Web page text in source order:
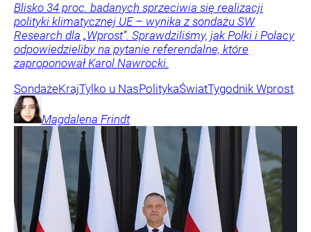
Blisko 34 proc. badanych sprzeciwia się realizacji
polityki klimatycznej UE – wynika z sondażu SW
Research dla „Wprost”. Sprawdziliśmy, jak Polki i Polacy
odpowiedzieliby na pytanie referendalne, które
zaproponował Karol Nawrocki.
SondażeKrajTylko u NasPolitykaŚwiatTygodnik Wprost
Magdalena Frindt